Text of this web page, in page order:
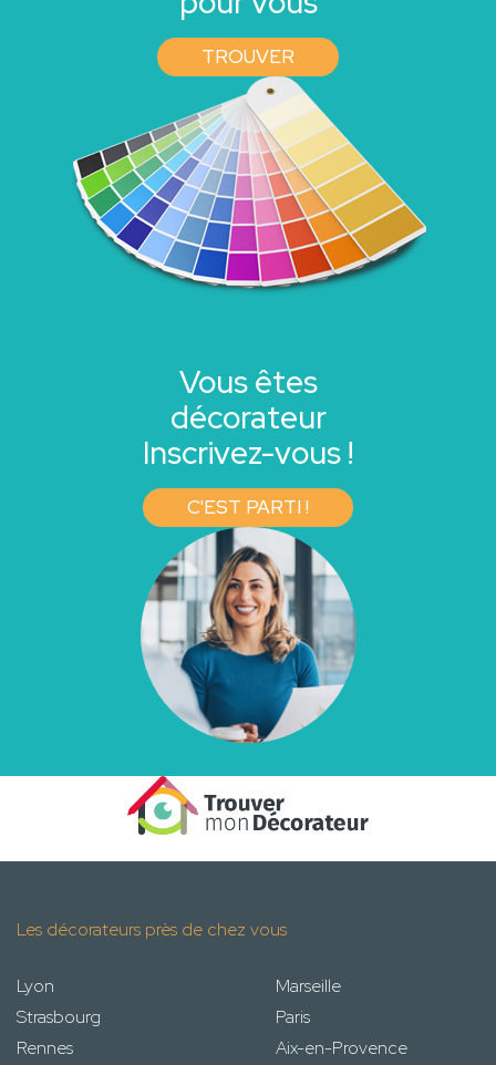
TROUVER
Vous êtes
décorateur
Inscrivez-vous !
C'EST PARTI !
Les décorateurs près de chez vous
Lyon
Marseille
Strasbourg
Paris
Rennes
Aix-en-Provence